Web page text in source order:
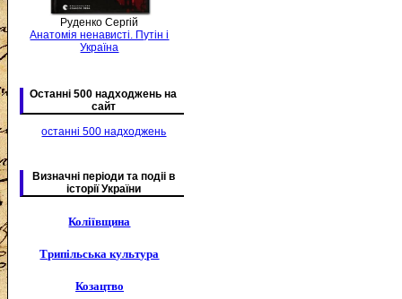
Руденко Сергій
Анатомія ненависті. Путін і
Україна
Останні 500 надходжень на
сайт
останні 500 надходжень
Визначні періоди та подіі в
історії України
Коліївщина
Трипільська культура
Козацтво